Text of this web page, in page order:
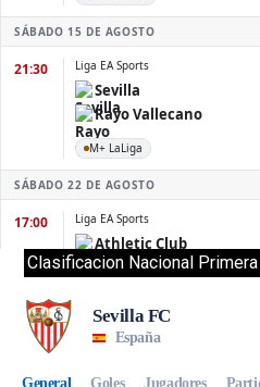
Clasificacion Nacional